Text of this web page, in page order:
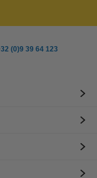
(0)9 39 64 123